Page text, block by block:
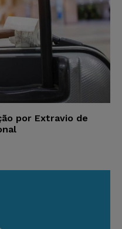
por Extravio de